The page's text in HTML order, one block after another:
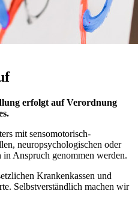
erfolgt auf Verordnung
mit sensomotorisch-
neuropsychologischen oder
Anspruch genommen werden.
Krankenkassen und
Selbstverständlich machen wir